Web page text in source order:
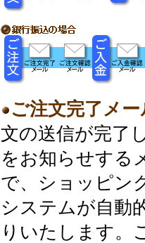
ご注文完了メー
文の送信が完了
をお知らせする
で、ショッピン
システムが自動
りいたします。